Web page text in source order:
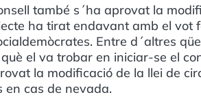
també s´ha aprovat la
ha tirat endavant amb el
Entre d´altres
el va trobar en iniciar-se el
la modificació de la llei de
en cas de nevada.